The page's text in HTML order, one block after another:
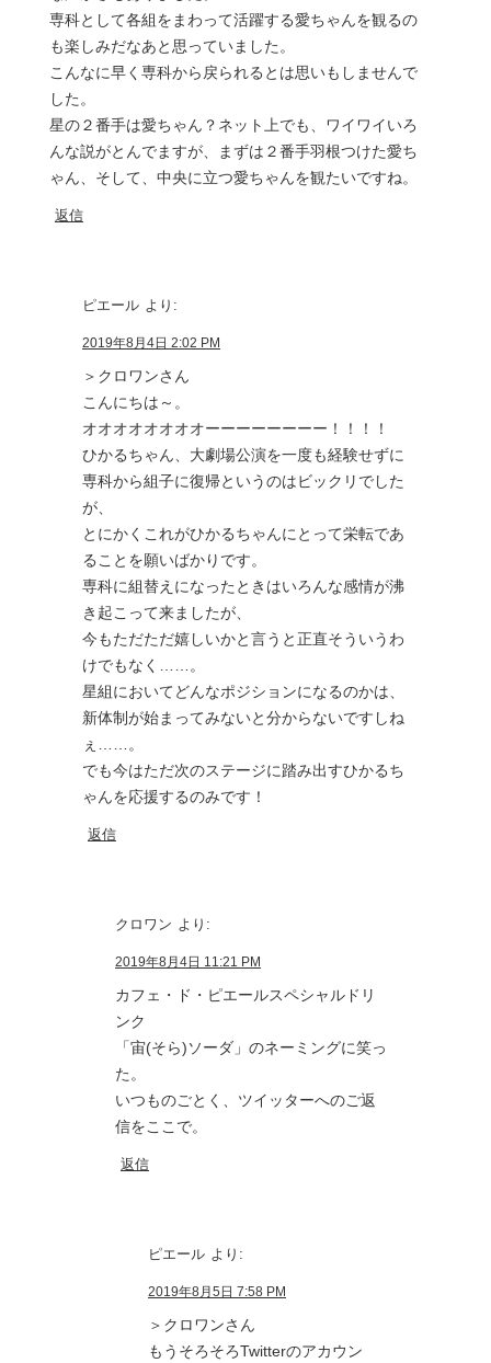
専科として各組をまわって活躍する愛ちゃんを観るの
も楽しみだなあと思っていました。
こんなに早く専科から戻られるとは思いもしませんで
した。
星の２番手は愛ちゃん？ネット上でも、ワイワイいろ
んな説がとんでますが、まずは２番手羽根つけた愛ち
ゃん、そして、中央に立つ愛ちゃんを観たいですね。
返信
ピエール より:
2019年8月4日 2:02 PM
＞クロワンさん
こんにちは～。
オオオオオオオオーーーーーーーー！！！！
ひかるちゃん、大劇場公演を一度も経験せずに
専科から組子に復帰というのはビックリでした
が、
とにかくこれがひかるちゃんにとって栄転であ
ることを願いばかりです。
専科に組替えになったときはいろんな感情が沸
き起こって来ましたが、
今もただただ嬉しいかと言うと正直そういうわ
けでもなく……。
星組においてどんなポジションになるのかは、
新体制が始まってみないと分からないですしね
ぇ……。
でも今はただ次のステージに踏み出すひかるち
ゃんを応援するのみです！
返信
クロワン より:
2019年8月4日 11:21 PM
カフェ・ド・ピエールスペシャルドリ
ンク
「宙(そら)ソーダ」のネーミングに笑っ
た。
いつものごとく、ツイッターへのご返
信をここで。
返信
ピエール より:
2019年8月5日 7:58 PM
＞クロワンさん
もうそろそろTwitterのアカウン